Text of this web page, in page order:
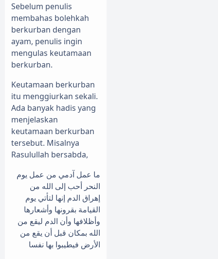
Sebelum penulis
membahas bolehkah
berkurban dengan
ayam, penulis ingin
mengulas keutamaan
berkurban.
Keutamaan berkurban
itu menggiurkan sekali.
Ada banyak hadis yang
menjelaskan
keutamaan berkurban
tersebut. Misalnya
Rasulullah bersabda,
ما عمل آدمي من عمل يوم
النحر أحب إلى الله من
إهراق الدم إنها لتأتي يوم
القيامة بقرونها وأشعارها
وأظلافها وأن الدم ليقع من
الله بمكان قبل أن يقع من
الأرض فيطيبوا بها نفسا